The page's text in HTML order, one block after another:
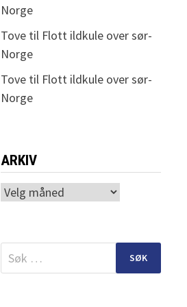
Norge
Tove til Flott ildkule over sør-
Norge
Tove til Flott ildkule over sør-
Norge
ARKIV
Arkiv
Søk
etter: